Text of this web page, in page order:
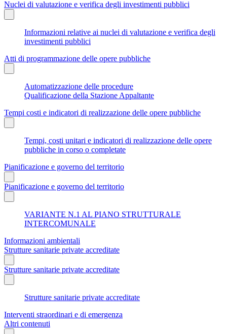
Nuclei di valutazione e verifica degli investimenti pubblici
Informazioni relative ai nuclei di valutazione e verifica degli
investimenti pubblici
Atti di programmazione delle opere pubbliche
Automatizzazione delle procedure
Qualificazione della Stazione Appaltante
Tempi costi e indicatori di realizzazione delle opere pubbliche
Tempi, costi unitari e indicatori di realizzazione delle opere
pubbliche in corso o completate
Pianificazione e governo del territorio
Pianificazione e governo del territorio
VARIANTE N.1 AL PIANO STRUTTURALE
INTERCOMUNALE
Informazioni ambientali
Strutture sanitarie private accreditate
Strutture sanitarie private accreditate
Strutture sanitarie private accreditate
Interventi straordinari e di emergenza
Altri contenuti